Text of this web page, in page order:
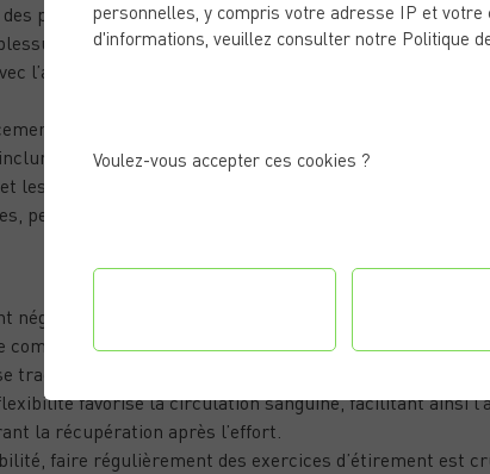
poids lourds, mais englobe également la construction
et à améliorer le fonctionnement quotidien. Le
l’amélioration de la densité osseuse, la stabilisation
la force, il est important de se concentrer sur des
le levage de poids, mais aussi des exercices au
les squats. La clé est de défier progressivement votre
permettant ainsi à vos muscles de s’adapter et de
DE FLUIDITÉ
négligée dans les programmes de fitness, mais c’est un
comme à la qualité de vie. Une bonne flexibilité permet
traduit par une meilleure exécution des exercices et une
favorise la circulation sanguine, facilitant ainsi
la récupération après l’effort.
faire régulièrement des exercices d’étirement est
personnelles, y compris votre adresse IP et
d'informations, veuillez consulter notre Politique
Voulez-vous accepter ces cookies ?